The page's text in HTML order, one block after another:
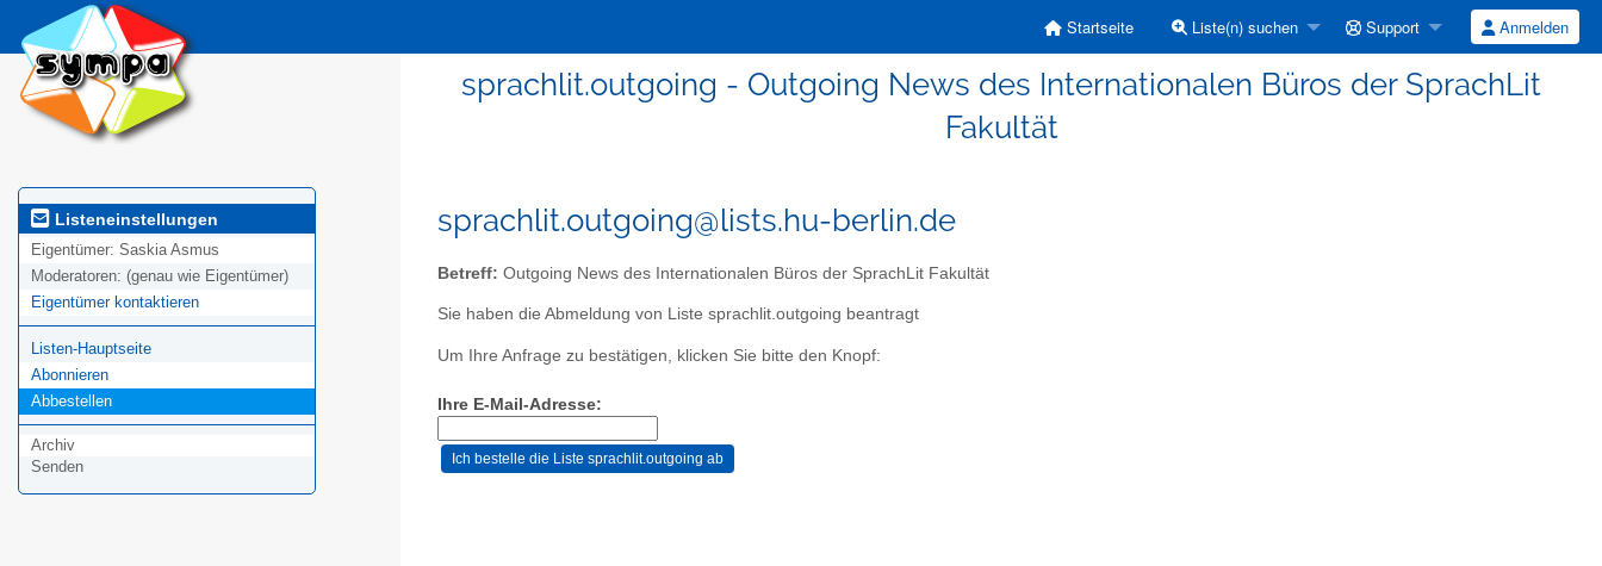
Startseite Liste(n) suchen Support Anmelden
sprachlit.outgoing - Outgoing News des Internationalen Büros der SprachLit
Fakultät
Listeneinstellungen
Eigentümer: Saskia Asmus
Moderatoren: (genau wie Eigentümer)
Eigentümer kontaktieren
Listen-Hauptseite
Abonnieren
Abbestellen
Archiv
Senden
sprachlit.outgoing@lists.hu-berlin.de
Betreff: Outgoing News des Internationalen Büros der SprachLit Fakultät
Sie haben die Abmeldung von Liste sprachlit.outgoing beantragt
Um Ihre Anfrage zu bestätigen, klicken Sie bitte den Knopf:
Ihre E-Mail-Adresse: